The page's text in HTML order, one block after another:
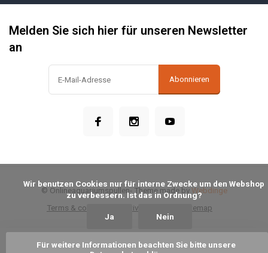
Zum Warenkorb hinzufügen
Melden Sie sich hier für unseren Newsletter
an
Abonnieren
Terms & conditions Privacy Policy Sitemap
© Onlineaquariumspullen- Theme made by Webdinge
zu verbessern. Ist das in Ordnung?
Ja Nein
Für weitere Informationen beachten Sie bitte unsere